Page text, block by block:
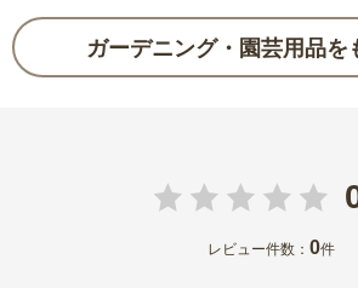
ガーデニング・園芸用品を
レビュー件数：0件